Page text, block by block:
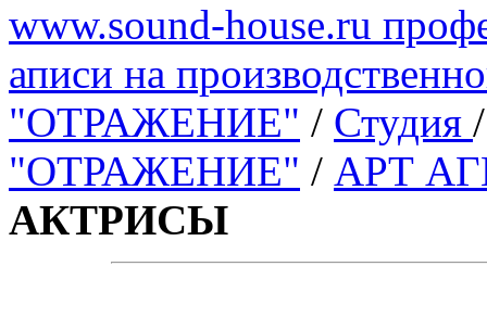
www.sound-house.ru
аписи на
"ОТРАЖЕНИЕ" / Студия
"ОТРАЖЕНИЕ" / АРТ
АКТРИСЫ